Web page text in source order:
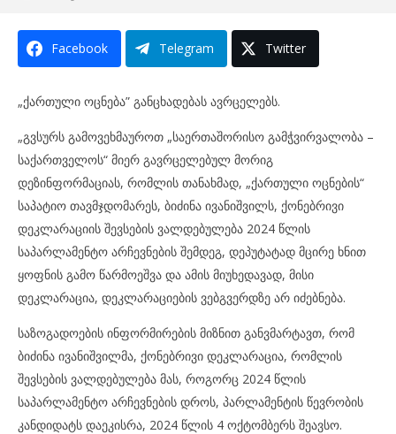
Facebook Telegram Twitter
„ქართული ოცნება” განცხადებას ავრცელებს.
„გვსურს გამოვეხმაუროთ „საერთაშორისო გამჭვირვალობა –
საქართველოს“ მიერ გავრცელებულ მორიგ
დეზინფორმაციას, რომლის თანახმად, „ქართული ოცნების“
საპატიო თავმჯდომარეს, ბიძინა ივანიშვილს, ქონებრივი
დეკლარაციის შევსების ვალდებულება 2024 წლის
საპარლამენტო არჩევნების შემდეგ, დეპუტატად მცირე ხნით
ყოფნის გამო წარმოეშვა და ამის მიუხედავად, მისი
დეკლარაცია, დეკლარაციების ვებგვერდზე არ იძებნება.
საზოგადოების ინფორმირების მიზნით განვმარტავთ, რომ
ბიძინა ივანიშვილმა, ქონებრივი დეკლარაცია, რომლის
შევსების ვალდებულება მას, როგორც 2024 წლის
საპარლამენტო არჩევნების დროს, პარლამენტის წევრობის
კანდიდატს დაეკისრა, 2024 წლის 4 ოქტომბერს შეავსო.